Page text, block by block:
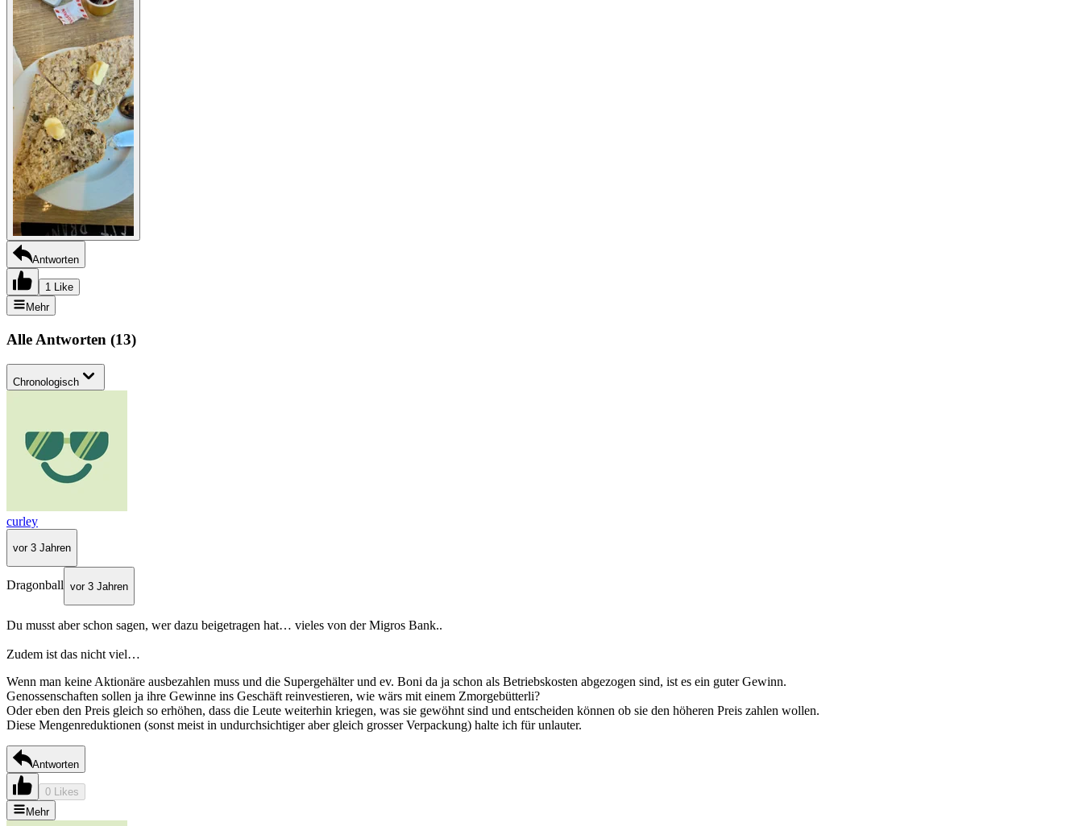
Antworten
1 Like
Mehr
Alle Antworten (13)
Chronologisch
curley
vor 3 Jahren
Dragonball vor 3 Jahren
Du musst aber schon sagen, wer dazu beigetragen hat… vieles von der Migros Bank..
Zudem ist das nicht viel…
Wenn man keine Aktionäre ausbezahlen muss und die Supergehälter und ev. Boni da ja schon als Betriebskosten abgezogen sind, ist es ein guter Gewinn.
Genossenschaften sollen ja ihre Gewinne ins Geschäft reinvestieren, wie wärs mit einem Zmorgebütterli?
Oder eben den Preis gleich so erhöhen, dass die Leute weiterhin kriegen, was sie gewöhnt sind und entscheiden können ob sie den höheren Preis zahlen wollen.
Diese Mengenreduktionen (sonst meist in undurchsichtiger aber gleich grosser Verpackung) halte ich für unlauter.
Antworten
0 Likes
Mehr